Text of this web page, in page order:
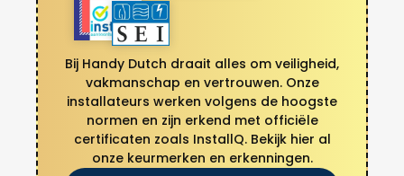
Bij Handy Dutch draait alles om veiligheid,
vakmanschap en vertrouwen. Onze
installateurs werken volgens de hoogste
normen en zijn erkend met officiële
certificaten zoals InstallQ. Bekijk hier al
onze keurmerken en erkenningen.